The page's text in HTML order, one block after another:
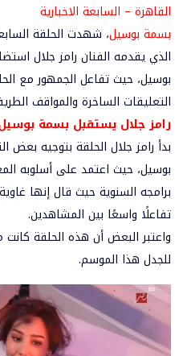
القاهرة – السابعة الاخبارية
بسمة بوسيل، شهدت الحلقة
الذي يقدمه الفنان رامز جلال
بوسيل، حيث تفاعل الجمهور مع
التعليقات الساخرة والمواقف
رامز جلال يستقبل بسمة
بدأ رامز جلال الحلقة بتوجيه بعض
بوسيل، حيث اعتمد على أسلوبه
برامجه السنوية حيث قال إنها
تفاعلًا واسعًا بين المشاهدين.
واعتبر البعض أن هذه الحلقة كانت
للجدل هذا الموسم.